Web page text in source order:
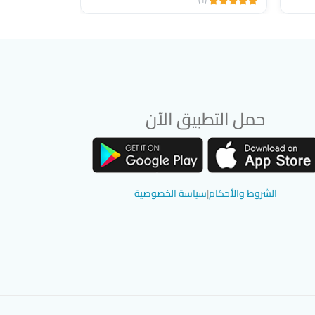
حمل التطبيق الآن
الشروط والأحكام|سياسة الخصوصية